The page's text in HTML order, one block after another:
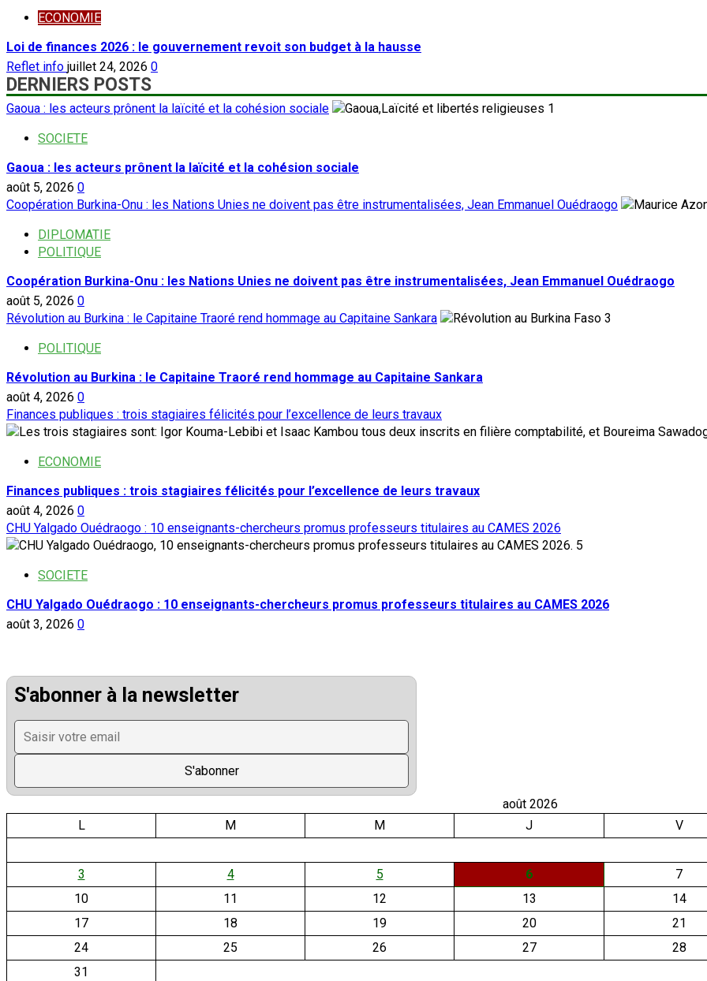
ECONOMIE
Loi de finances 2026 : le gouvernement revoit son budget à la hausse
Reflet info juillet 24, 2026 0
DERNIERS POSTS
Gaoua : les acteurs prônent la laïcité et la cohésion sociale
1
SOCIETE
Gaoua : les acteurs prônent la laïcité et la cohésion sociale
août 5, 2026 0
Coopération Burkina-Onu : les Nations Unies ne doivent pas être instrumentalisées, Jean Emmanuel Ouédraogo
DIPLOMATIE
POLITIQUE
Coopération Burkina-Onu : les Nations Unies ne doivent pas être instrumentalisées, Jean Emmanuel Ouédraogo
août 5, 2026 0
Révolution au Burkina : le Capitaine Traoré rend hommage au Capitaine Sankara
3
POLITIQUE
Révolution au Burkina : le Capitaine Traoré rend hommage au Capitaine Sankara
août 4, 2026 0
Finances publiques : trois stagiaires félicités pour l’excellence de leurs travaux
ECONOMIE
Finances publiques : trois stagiaires félicités pour l’excellence de leurs travaux
août 4, 2026 0
CHU Yalgado Ouédraogo : 10 enseignants-chercheurs promus professeurs titulaires au CAMES 2026
5
SOCIETE
CHU Yalgado Ouédraogo : 10 enseignants-chercheurs promus professeurs titulaires au CAMES 2026
août 3, 2026 0
S'abonner à la newsletter
août 2026
L
M M J V
3 4 5 6
7
10
11 12 13
14
17
18 19 20
21
24
25 26 27
28
31